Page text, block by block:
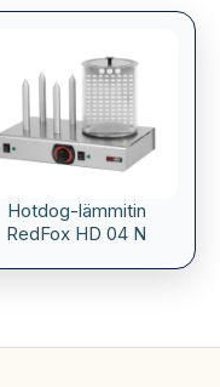
Hotdog-lämmitin
RedFox HD 04 N